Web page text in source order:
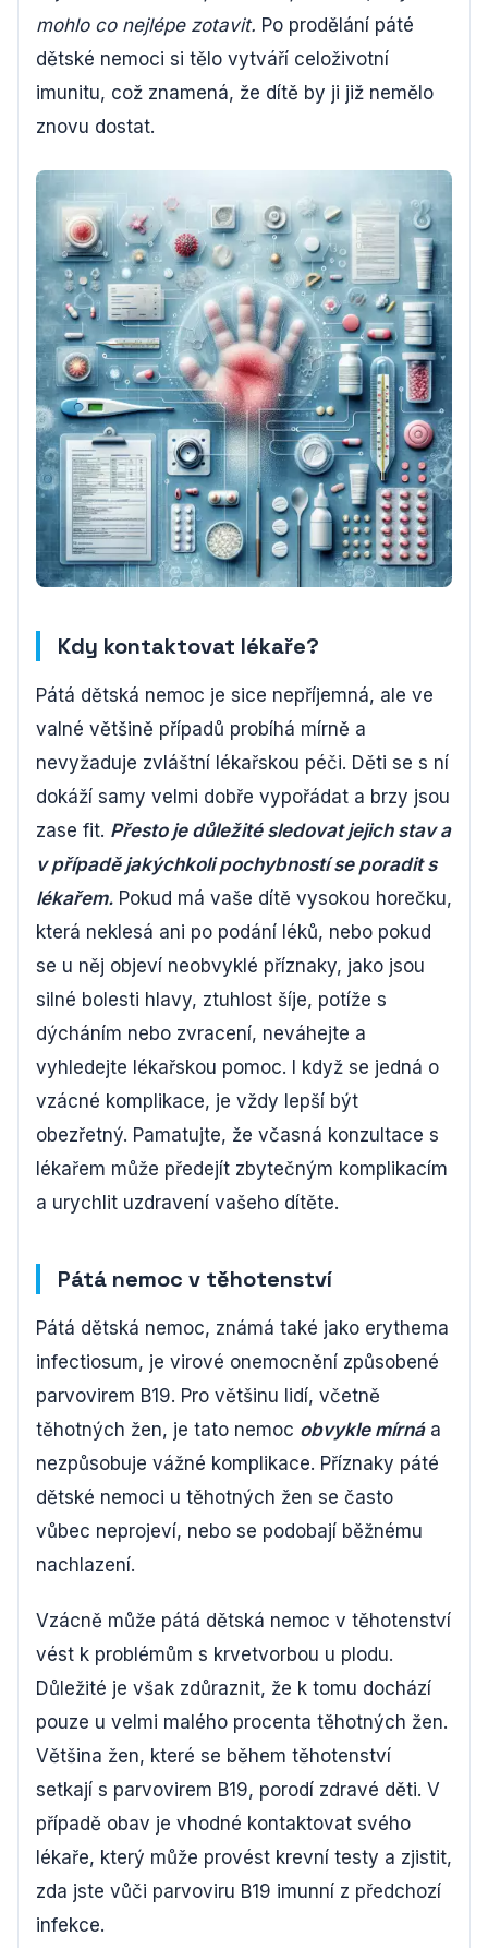
mohlo co nejlépe zotavit. Po prodělání páté
dětské nemoci si tělo vytváří celoživotní
imunitu, což znamená, že dítě by ji již nemělo
znovu dostat.
Kdy kontaktovat lékaře?
Pátá dětská nemoc je sice nepříjemná, ale ve
valné většině případů probíhá mírně a
nevyžaduje zvláštní lékařskou péči. Děti se s ní
dokáží samy velmi dobře vypořádat a brzy jsou
zase fit. Přesto je důležité sledovat jejich stav a
v případě jakýchkoli pochybností se poradit s
lékařem. Pokud má vaše dítě vysokou horečku,
která neklesá ani po podání léků, nebo pokud
se u něj objeví neobvyklé příznaky, jako jsou
silné bolesti hlavy, ztuhlost šíje, potíže s
dýcháním nebo zvracení, neváhejte a
vyhledejte lékařskou pomoc. I když se jedná o
vzácné komplikace, je vždy lepší být
obezřetný. Pamatujte, že včasná konzultace s
lékařem může předejít zbytečným komplikacím
a urychlit uzdravení vašeho dítěte.
Pátá nemoc v těhotenství
Pátá dětská nemoc, známá také jako erythema
infectiosum, je virové onemocnění způsobené
parvovirem B19. Pro většinu lidí, včetně
těhotných žen, je tato nemoc obvykle mírnáa
nezpůsobuje vážné komplikace. Příznaky páté
dětské nemoci u těhotných žen se často
vůbec neprojeví, nebo se podobají běžnému
nachlazení.
Vzácně může pátá dětská nemoc v těhotenství
vést k problémům s krvetvorbou u plodu.
Důležité je však zdůraznit, že k tomu dochází
pouze u velmi malého procenta těhotných žen.
Většina žen, které se během těhotenství
setkají s parvovirem B19, porodí zdravé děti. V
případě obav je vhodné kontaktovat svého
lékaře, který může provést krevní testy a zjistit,
zda jste vůči parvoviru B19 imunní z předchozí
infekce.